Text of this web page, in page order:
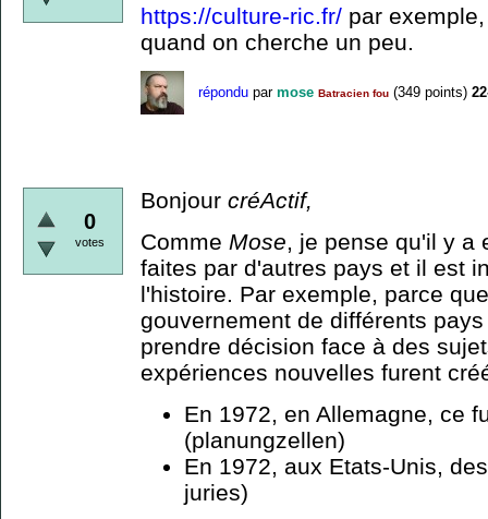
https://culture-ric.fr/ par
quand on cherche un peu.
répondu par mose Batracien fou (349 points)
0
votes
Bonjour créActif,
Comme Mose , je pense qu'il y
faites par d'autres pays et il est
l'histoire. Par exemple, parce
gouvernement de différents
prendre décision face à des
expériences nouvelles furent
En 1972, en Allemagne, ce
(planungzellen)
En 1972, aux Etats-Unis,
juries)